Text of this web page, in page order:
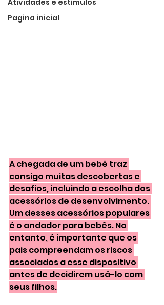
Atividades e estímulos
Pagina inicial
A chegada de um bebê traz
consigo muitas descobertas e
desafios, incluindo a escolha dos
acessórios de desenvolvimento.
Um desses acessórios populares
é o andador para bebês. No
entanto, é importante que os
pais compreendam os riscos
associados a esse dispositivo
antes de decidirem usá-lo com
seus filhos.